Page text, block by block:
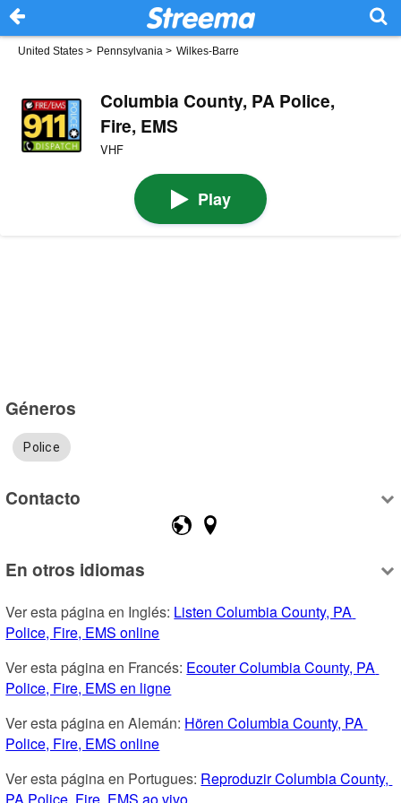
United States > Pennsylvania > Wilkes-Barre
Columbia County, PA Police,
Fire, EMS
VHF
Play
Géneros
Police
Contacto
En otros idiomas
Ver esta página en Inglés: Listen Columbia County, PA
Police, Fire, EMS online
Ver esta página en Francés: Ecouter Columbia County, PA
Police, Fire, EMS en ligne
Ver esta página en Alemán: Hören Columbia County, PA
Police, Fire, EMS online
Ver esta página en Portugues: Reproduzir Columbia County,
PA Police, Fire, EMS ao vivo